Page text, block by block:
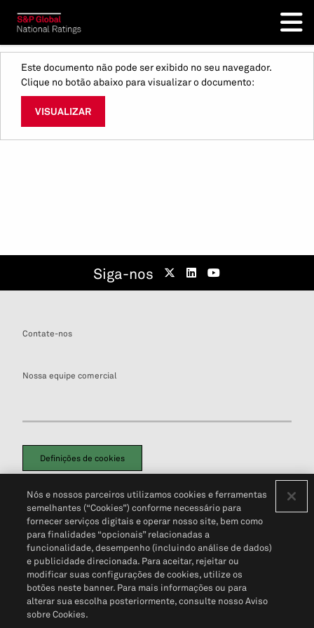
Este documento não pode ser exibido no seu navegador.
Clique no botão abaixo para visualizar o documento:
VISUALIZAR
Siga-nos
Contate-nos
Nossa equipe comercial
Definições de cookies
Política de PrivacidadePortal de privacidade do cliente (em inglês)
Não Venda Minhas Informações Pessoais© 2026 S&P Global
Nós e nossos parceiros utilizamos cookies e ferramentas
semelhantes (“Cookies”) conforme necessário para
fornecer serviços digitais e operar nosso site, bem como
para finalidades “opcionais” relacionadas a
funcionalidade, desempenho (incluindo análise de dados)
e publicidade direcionada. Para aceitar, rejeitar ou
modificar suas configurações de cookies, utilize os
botões neste banner. Para mais informações ou para
alterar sua escolha posteriormente, consulte nosso Aviso
sobre Cookies.